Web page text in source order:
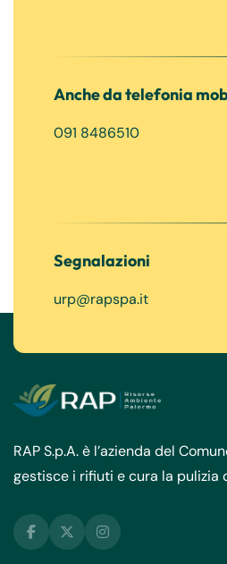
Anche da telefonia
091 8486510
Segnalazioni
urp@rapspa.it
RAP S.p.A. è l’azienda del
gestisce i rifiuti e cura la pulizia